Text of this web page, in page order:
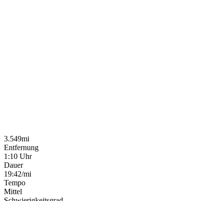
3.549mi
Entfernung
1:10 Uhr
Dauer
19:42/mi
Tempo
Mittel